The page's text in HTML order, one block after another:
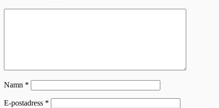
Namn *
E-postadress *